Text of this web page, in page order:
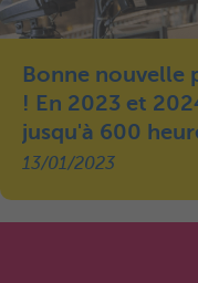
Bonne nouvelle
! En 2023 et
jusqu'à 600
heures) sans
13/01/2023